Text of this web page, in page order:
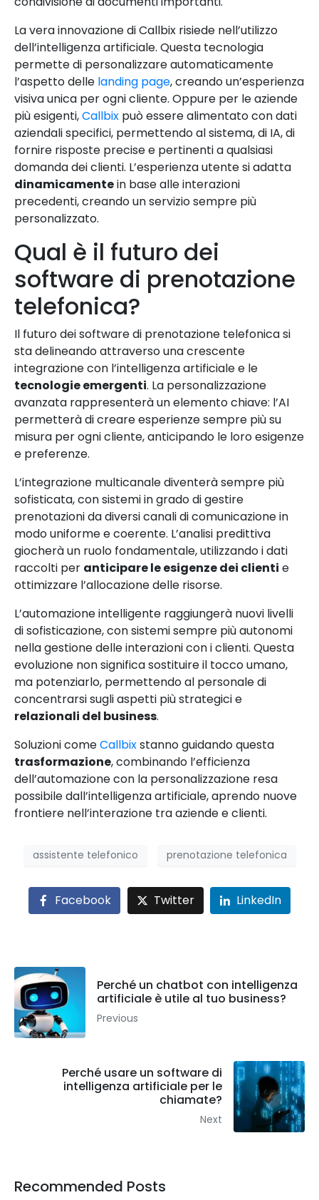
La vera innovazione di Callbix risiede nell’utilizzo
dell’intelligenza artificiale. Questa tecnologia
permette di personalizzare automaticamente
l’aspetto delle landing page, creando un’esperienza
visiva unica per ogni cliente. Oppure per le aziende
più esigenti,Callbix può essere alimentato con dati
aziendali specifici, permettendo al sistema, di IA, di
fornire risposte precise e pertinenti a qualsiasi
domanda dei clienti. L’esperienza utente si adatta
dinamicamentein base alle interazioni
precedenti, creando un servizio sempre più
personalizzato.
Qual è il futuro dei
software di prenotazione
telefonica?
Il futuro dei software di prenotazione telefonica si
sta delineando attraverso una crescente
integrazione con l’intelligenza artificiale e le
tecnologie emergenti. La personalizzazione
avanzata rappresenterà un elemento chiave: l’AI
permetterà di creare esperienze sempre più su
misura per ogni cliente, anticipando le loro esigenze
e preferenze.
L’integrazione multicanale diventerà sempre più
sofisticata, con sistemi in grado di gestire
prenotazioni da diversi canali di comunicazione in
modo uniforme e coerente. L’analisi predittiva
giocherà un ruolo fondamentale, utilizzando i dati
raccolti per anticipare le esigenze dei clienti e
ottimizzare l’allocazione delle risorse.
L’automazione intelligente raggiungerà nuovi livelli
di sofisticazione, con sistemi sempre più autonomi
nella gestione delle interazioni con i clienti. Questa
evoluzione non significa sostituire il tocco umano,
ma potenziarlo, permettendo al personale di
concentrarsi sugli aspetti più strategici e
relazionali del business.
Soluzioni comeCallbixstanno guidando questa
trasformazione, combinando l’efficienza
dell’automazione con la personalizzazione resa
possibile dall’intelligenza artificiale, aprendo nuove
frontiere nell’interazione tra aziende e clienti.
assistente telefonico prenotazione telefonica
Facebook Twitter LinkedIn
Perché un chatbot con intelligenza
artificiale è utile al tuo business?
Previous
Perché usare un software di
intelligenza artificiale per le
chiamate?
Next
Recommended Posts